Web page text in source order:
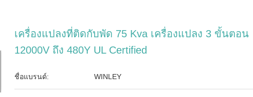
เครื่องแปลงที่ติดกับพัด 75 Kva เครื่องแปลง 3 ขั้นตอน
12000V ถึง 480Y UL Certified
ชื่อแบรนด์: WINLEY